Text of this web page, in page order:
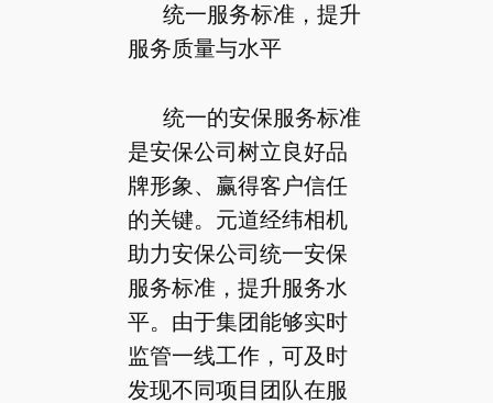
统一服务标准，提升
服务质量与水平
统一的安保服务标准
是安保公司树立良好品
牌形象、赢得客户信任
的关键。元道经纬相机
助力安保公司统一安保
服务标准，提升服务水
平。由于集团能够实时
监管一线工作，可及时
发现不同项目团队在服